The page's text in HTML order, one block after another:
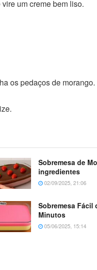
um creme bem liso.
os pedaços de morango.
Sobremesa de
ingredientes
02/09/2025, 21:06
Sobremesa Fácil
Minutos
05/06/2025, 15:14